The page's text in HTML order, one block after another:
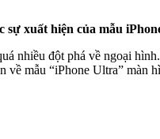
xuất hiện của mẫu
nhiều đột phá về ngoại
mẫu “iPhone Ultra” màn